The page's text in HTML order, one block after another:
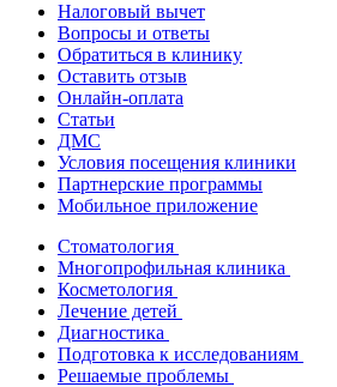
Налоговый вычет
Вопросы и ответы
Обратиться в клинику
Оставить отзыв
Онлайн-оплата
Статьи
ДМС
Условия посещения клиники
Партнерские программы
Мобильное приложение
Стоматология
Многопрофильная клиника
Косметология
Лечение детей
Диагностика
Подготовка к исследованиям
Решаемые проблемы